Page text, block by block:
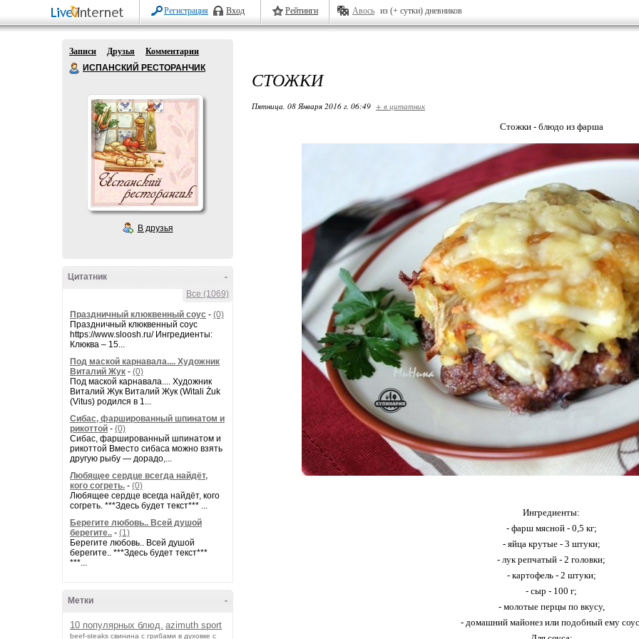
Регистрация Вход Рейтинги Авось из (+ сутки) дневников
Записи Друзья
Комментарии
ИСПАНСКИЙ РЕСТОРАНЧИК
В друзья
-
Цитатник
Все (1069)
Праздничный клюквенный соус - (0)
Праздничный клюквенный соус
https://www.sloosh.ru/ Ингредиенты:
Клюква – 15...
Под маской карнавала.... Художник
Виталий Жук - (0)
Под маской карнавала.... Художник
Виталий Жук Виталий Жук (Witali Żuk
(Vitus) родился в 1...
Сибас, фаршированный шпинатом и
рикоттой - (0)
Сибас, фаршированный шпинатом и
рикоттой Вместо сибаса можно взять
другую рыбу — дорадо,...
Любящее сердце всегда найдёт,
кого согреть. - (0)
Любящее сердце всегда найдёт, кого
согреть. ***Здесь будет текст*** ...
Берегите любовь.. Всей душой
берегите.. - (1)
Берегите любовь.. Всей душой
берегите.. ***Здесь будет текст***
***...
-
Метки
10 популярных блюд. azimuth sport
beef-stеаks cвинина с грибами в духовке с
СТОЖКИ
Пятница, 08 Января 2016 г. 06:49 + в цитатник
Стожки - блюдо из фарша
Ингредиенты:
- фарш мясной - 0,5 кг;
- яйца крутые - 3 штуки;
- лук репчатый - 2 головки;
- картофель - 2 штуки;
- сыр - 100 г;
- молотые перцы по вкусу,
- домашний майонез или подобный ему